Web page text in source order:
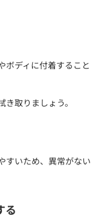
ボディに付着すること
取りましょう。
すいため、異常がない
る